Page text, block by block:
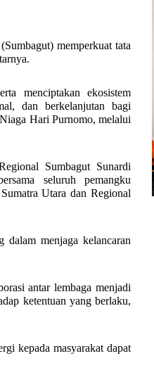
memperkuat tata
menciptakan ekosistem
dan berkelanjutan bagi
Hari Purnomo, melalui
Sumbagut Sunardi
seluruh pemangku
Utara dan Regional
dalam menjaga kelancaran
antar lembaga menjadi
ketentuan yang berlaku,
kepada masyarakat dapat